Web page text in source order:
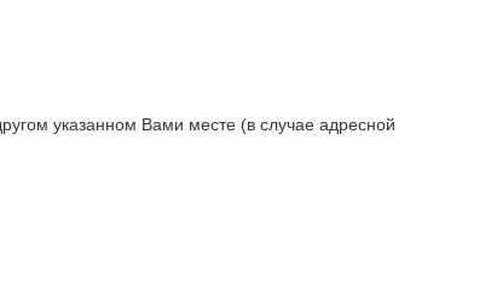
указанном Вами месте (в случае адресной